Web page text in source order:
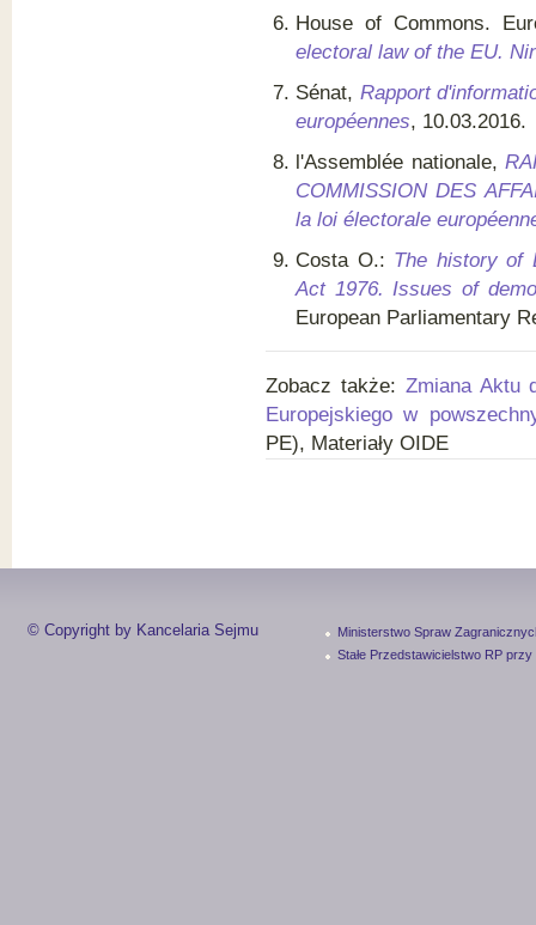
House of Commons.
electoral law of the EU.
Sénat, Rapport
européennes, 10.03.2016.
l'Assemblée nationale,
COMMISSION DES
la loi électorale
Costa O.: The history of
Act 1976. Issues of
European Parliamentary
Zobacz także: Zmiana Aktu
Europejskiego w
PE), Materiały OIDE
© Copyright by Kancelaria Sejmu
Ministerstwo Spraw
Stałe Przedstawicielstwo RP przy